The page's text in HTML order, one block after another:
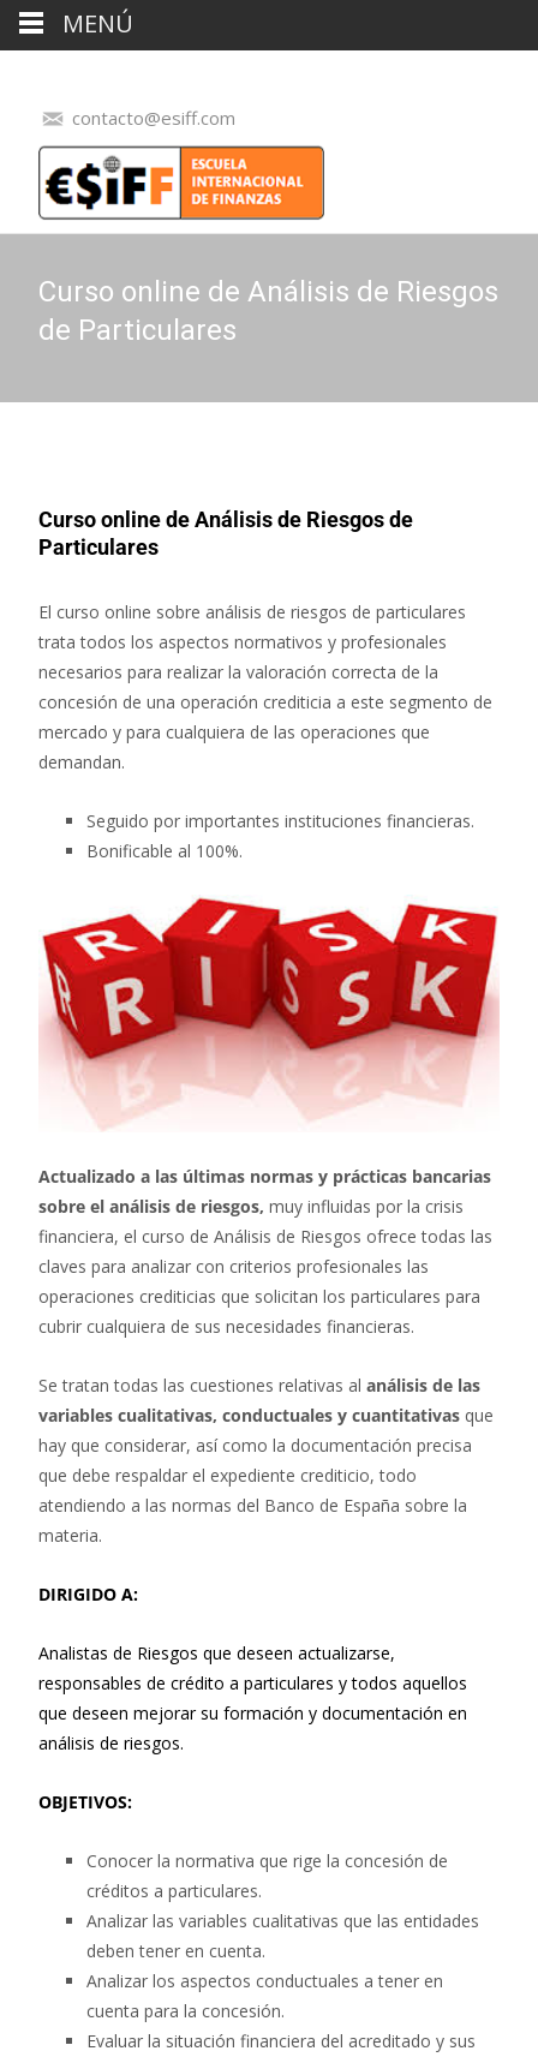
contacto@esiff.com
Curso online de Análisis de Riesgos
de Particulares
Curso online de Análisis de Riesgos de
Particulares
El curso online sobre análisis de riesgos de particulares
trata todos los aspectos normativos y profesionales
necesarios para realizar la valoración correcta de la
concesión de una operación crediticia a este segmento de
mercado y para cualquiera de las operaciones que
demandan.
Seguido por importantes instituciones financieras.
Bonificable al 100%.
Actualizado a las últimas normas y prácticas bancarias
sobre el análisis de riesgos, muy influidas por la crisis
financiera, el curso de Análisis de Riesgos ofrece todas las
claves para analizar con criterios profesionales las
operaciones crediticias que solicitan los particulares para
cubrir cualquiera de sus necesidades financieras.
Se tratan todas las cuestiones relativas al análisis de las
variables cualitativas, conductuales y cuantitativas que
hay que considerar, así como la documentación precisa
que debe respaldar el expediente crediticio, todo
atendiendo a las normas del Banco de España sobre la
materia.
DIRIGIDO A:
Analistas de Riesgos que deseen actualizarse,
responsables de crédito a particulares y todos aquellos
que deseen mejorar su formación y documentación en
análisis de riesgos.
OBJETIVOS:
Conocer la normativa que rige la concesión de
créditos a particulares.
Analizar las variables cualitativas que las entidades
deben tener en cuenta.
Analizar los aspectos conductuales a tener en
cuenta para la concesión.
Evaluar la situación financiera del acreditado y sus
MENÚ